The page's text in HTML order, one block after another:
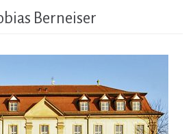
Berneiser